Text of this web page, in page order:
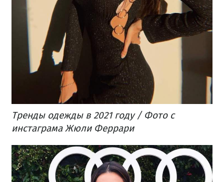
Тренды одежды в 2021 году / Фото с
инстаграма Жюли Феррари